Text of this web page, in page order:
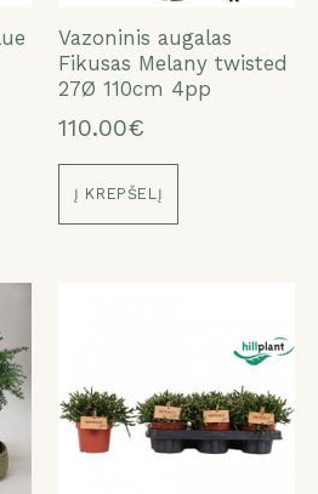
Vazoninis augalas
Fikusas Melany twisted
27Ø 110cm 4pp
110.00€
Į KREPŠELĮ